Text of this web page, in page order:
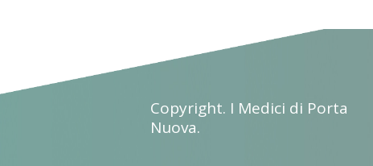
Copyright. I Medici di Porta
Nuova.